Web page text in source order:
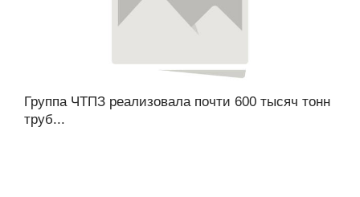
Группа ЧТПЗ реализовала почти 600 тысяч тонн
труб...